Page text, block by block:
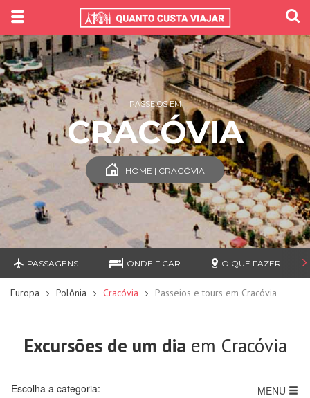
PASSEIOS EM
CRACÓVIA
HOME | CRACÓVIA
PASSAGENS ONDE FICAR O QUE FAZER
Europa Polônia Cracóvia Passeios e tours em Cracóvia
Excursões de um dia em Cracóvia
MENU
Escolha a categoria: